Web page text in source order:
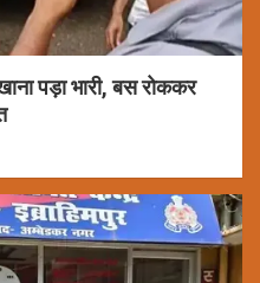
पड़ा भारी, बस रोककर